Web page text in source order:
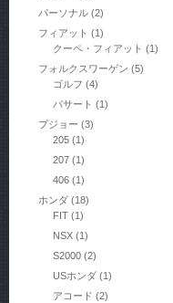
パーソナル(2)
フィアット (1)
クーペ・フィアット (1)
フォルクスワーゲン (5)
ゴルフ (4)
パサート (1)
プジョー (3)
205 (1)
207 (1)
406 (1)
ホンダ(18)
FIT (1)
NSX (1)
S2000 (2)
USホンダ (1)
アコード (2)